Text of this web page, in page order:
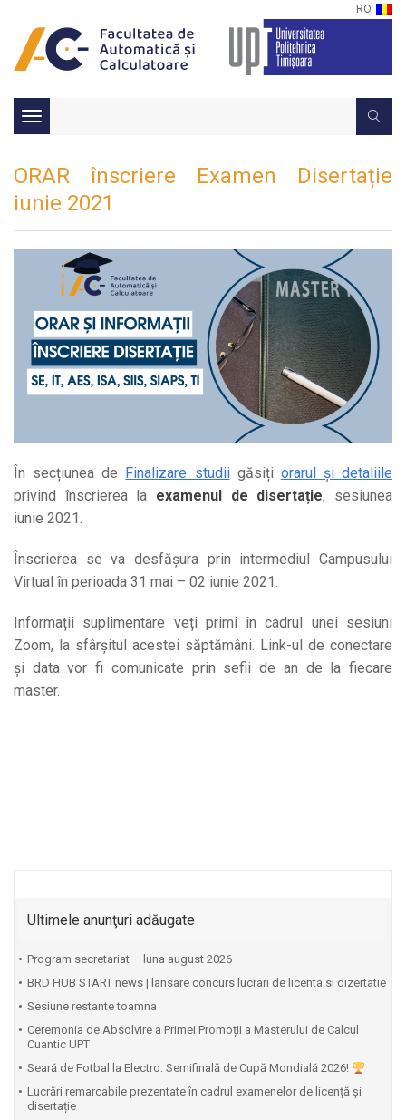
RO
Toggle
navigation
ORAR înscriere Examen Disertație
iunie 2021
În secțiunea de Finalizare studiigăsiți orarul și detaliile
privind înscrierea la examenul de disertație, sesiunea
iunie 2021.
Înscrierea se va desfășura prin intermediul Campusului
Virtual în perioada 31 mai – 02 iunie 2021.
Informații suplimentare veți primi în cadrul unei sesiuni
Zoom, la sfârșitul acestei săptămâni. Link-ul de conectare
și data vor fi comunicate prin sefii de an de la fiecare
master.
Ultimele anunţuri adăugate
Program secretariat – luna august 2026
BRD HUB START news | lansare concurs lucrari de licenta si dizertatie
Sesiune restante toamna
Ceremonia de Absolvire a Primei Promoții a Masterului de Calcul
Cuantic UPT
⁠Seară de Fotbal la Electro: Semifinală de Cupă Mondială 2026!
Lucrări remarcabile prezentate în cadrul examenelor de licență și
disertație